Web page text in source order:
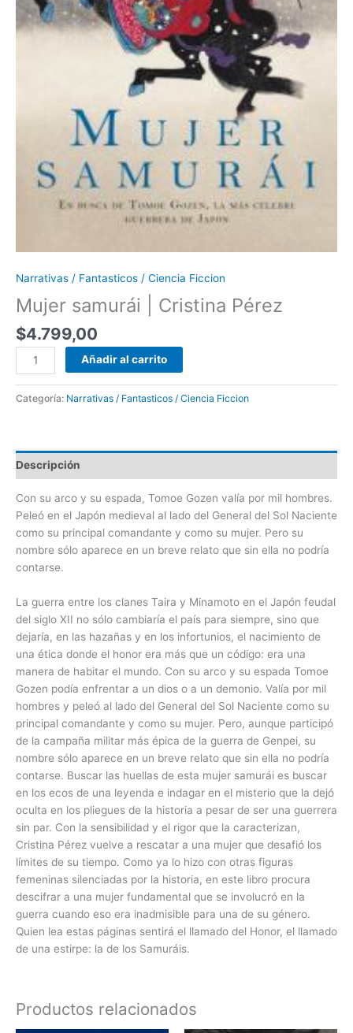
Narrativas / Fantasticos / Ciencia Ficcion
Mujer samurái | Cristina Pérez
$4.799,00
Añadir al carrito
Categoría: Narrativas / Fantasticos / Ciencia Ficcion
Descripción
Con su arco y su espada, Tomoe Gozen valía por mil hombres.
Peleó en el Japón medieval al lado del General del Sol Naciente
como su principal comandante y como su mujer. Pero su
nombre sólo aparece en un breve relato que sin ella no podría
contarse.
La guerra entre los clanes Taira y Minamoto en el Japón feudal
del siglo XII no sólo cambiaría el país para siempre, sino que
dejaría, en las hazañas y en los infortunios, el nacimiento de
una ética donde el honor era más que un código: era una
manera de habitar el mundo. Con su arco y su espada Tomoe
Gozen podía enfrentar a un dios o a un demonio. Valía por mil
hombres y peleó al lado del General del Sol Naciente como su
principal comandante y como su mujer. Pero, aunque participó
de la campaña militar más épica de la guerra de Genpei, su
nombre sólo aparece en un breve relato que sin ella no podría
contarse. Buscar las huellas de esta mujer samurái es buscar
en los ecos de una leyenda e indagar en el misterio que la dejó
oculta en los pliegues de la historia a pesar de ser una guerrera
sin par. Con la sensibilidad y el rigor que la caracterizan,
Cristina Pérez vuelve a rescatar a una mujer que desafió los
límites de su tiempo. Como ya lo hizo con otras figuras
femeninas silenciadas por la historia, en este libro procura
descifrar a una mujer fundamental que se involucró en la
guerra cuando eso era inadmisible para una de su género.
Quien lea estas páginas sentirá el llamado del Honor, el llamado
de una estirpe: la de los Samuráis.
Productos relacionados